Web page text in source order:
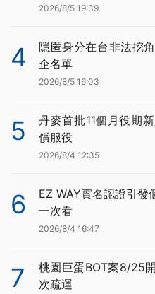
2026/8/5 19:39
4
隱匿身分在台非法挖
企名單
2026/8/5 16:03
5
丹麥首批11個月役期
償服役
2026/8/4 12:35
6
EZ WAY實名認證引發
一次看
2026/8/4 16:47
7
桃園巨蛋BOT案8/25
次疏運